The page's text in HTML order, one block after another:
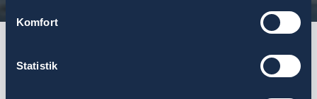
Komfort
Statistik